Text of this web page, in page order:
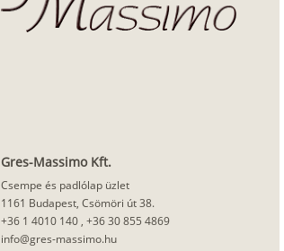
Gres-Massimo Kft.
Csempe és padlólap üzlet
1161 Budapest, Csömöri út 38.
+36 1 4010 140 , +36 30 855 4869
info@gres-massimo.hu